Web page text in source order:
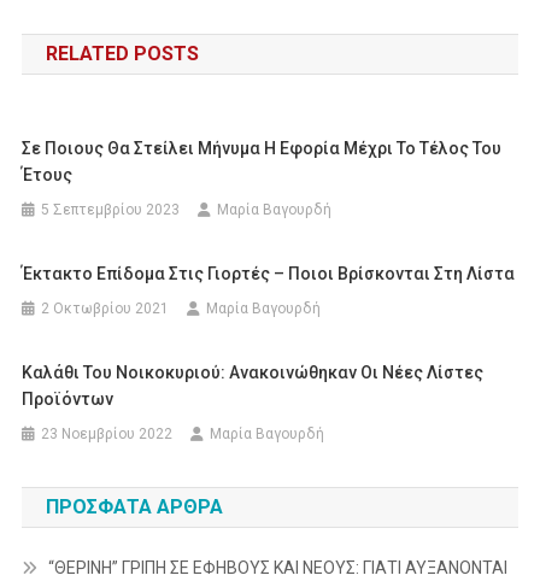
άρθρων
RELATED POSTS
Σε Ποιους Θα Στείλει Μήνυμα Η Εφορία Μέχρι Το Τέλος Του
Έτους
5 Σεπτεμβρίου 2023 Μαρία Βαγουρδή
Έκτακτο Επίδομα Στις Γιορτές – Ποιοι Βρίσκονται Στη Λίστα
2 Οκτωβρίου 2021 Μαρία Βαγουρδή
Kαλάθι Του Νοικοκυριού: Ανακοινώθηκαν Οι Νέες Λίστες
Προϊόντων
23 Νοεμβρίου 2022 Μαρία Βαγουρδή
ΠΡΌΣΦΑΤΑ ΆΡΘΡΑ
“ΘΕΡΙΝΗ” ΓΡΙΠΗ ΣΕ ΕΦΗΒΟΥΣ ΚΑΙ ΝΕΟΥΣ: ΓΙΑΤΙ ΑΥΞΑΝΟΝΤΑΙ